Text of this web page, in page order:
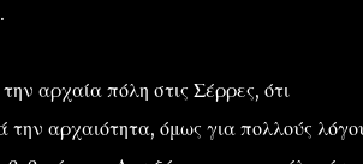
αρχαία πόλη στις Σέρρες, ότι
αρχαιότητα, όμως για πολλούς